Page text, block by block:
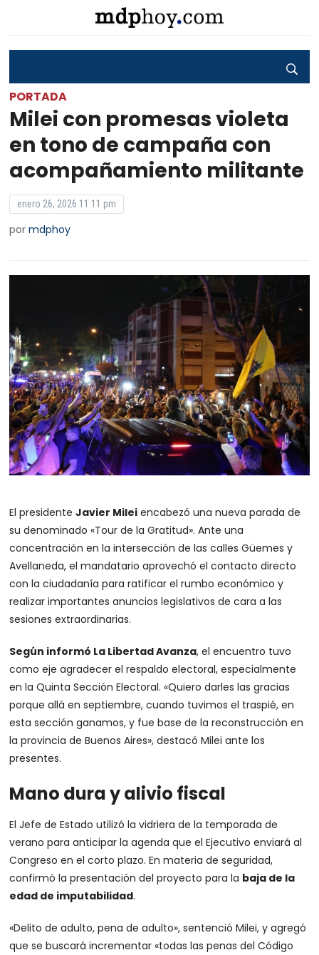
PORTADA
Milei con promesas violeta
en tono de campaña con
acompañamiento militante
enero 26, 2026 11:11 pm
pormdphoy
El presidenteJavier Milei encabezó una nueva parada de
su denominado «Tour de la Gratitud». Ante una
concentración en la intersección de las calles Güemes y
Avellaneda, el mandatario aprovechó el contacto directo
con la ciudadanía para ratificar el rumbo económico y
realizar importantes anuncios legislativos de cara a las
sesiones extraordinarias.
Según informó La Libertad Avanza, el encuentro tuvo
como eje agradecer el respaldo electoral, especialmente
en la Quinta Sección Electoral. «Quiero darles las gracias
porque allá en septiembre, cuando tuvimos el traspié, en
esta sección ganamos, y fue base de la reconstrucción en
la provincia de Buenos Aires», destacó Milei ante los
presentes.
Mano dura y alivio fiscal
El Jefe de Estado utilizó la vidriera de la temporada de
verano para anticipar la agenda que el Ejecutivo enviará al
Congreso en el corto plazo. En materia de seguridad,
confirmó la presentación del proyecto para la baja de la
edad de imputabilidad.
«Delito de adulto, pena de adulto», sentenció Milei, y agregó
que se buscará incrementar «todas las penas del Código